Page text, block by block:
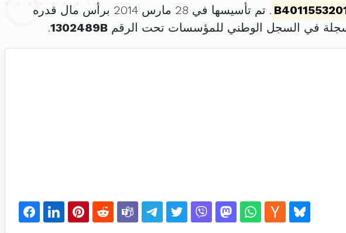
. تم تأسيسها في 28 مارس 2014 برأس مال قدره
في السجل الوطني للمؤسسات تحت الرقم 1302489B
.